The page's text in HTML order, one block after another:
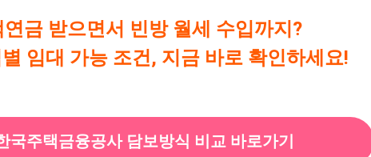
연금 받으면서 빈방 월세 수입까지?
임대 가능 조건, 지금 바로 확인하세요!
국주택금융공사 담보방식 비교 바로가기